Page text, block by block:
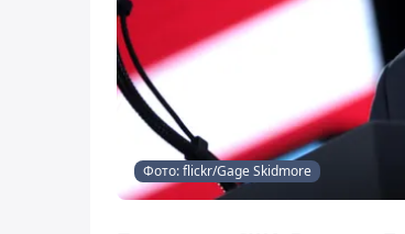
Фото: flickr/Gage Skidmore